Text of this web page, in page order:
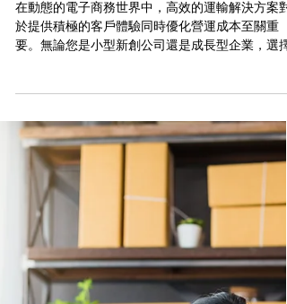
Whitecloud Fly
於提供積極的客戶體驗同時優化營運成本至關重
要。無論您是小型新創公司還是成長型企業，選擇
正確的電子商務運輸解決方案都可以極大地影響您
業務的成功。 以下綜合指南可協助您了解美國提供
的選項： 1、 選擇物流服務...